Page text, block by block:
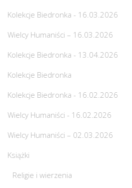
Kolekcje Biedronka - 16.03.2026
Wielcy Humaniści – 16.03.2026
Kolekcje Biedronka - 13.04.2026
Kolekcje Biedronka
Kolekcje Biedronka - 16.02.2026
Wielcy Humaniści - 16.02.2026
Wielcy Humaniści – 02.03.2026
Książki
Religie i wierzenia